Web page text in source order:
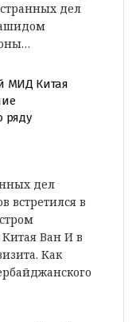
дел
МИД Китая
ряду
дел
встретился в
Ван И в
Как